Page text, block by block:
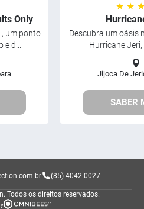
Only
um ponto
d...
★ ★
Descubra um oásis
Hurricane
Jijoca De
SABER
(85) 4042-0027
Todos os direitos reservados.